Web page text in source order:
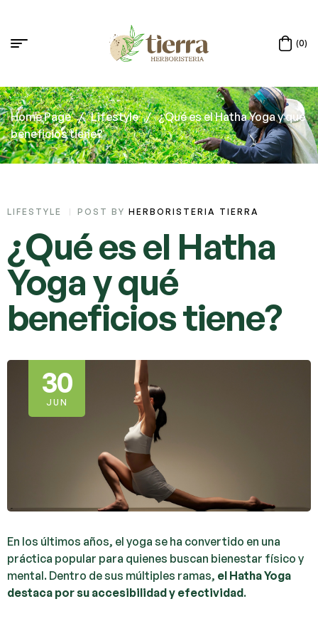
(0)
Home Page / Lifestyle / ¿Qué es el Hatha Yoga y qué
beneficios tiene?
LIFESTYLE POST BY HERBORISTERIA TIERRA
¿Qué es el Hatha
Yoga y qué
beneficios tiene?
30
JUN
En los últimos años, el yoga se ha convertido en una
práctica popular para quienes buscan bienestar físico y
mental. Dentro de sus múltiples ramas, el Hatha Yoga
destaca por su accesibilidad y efectividad.